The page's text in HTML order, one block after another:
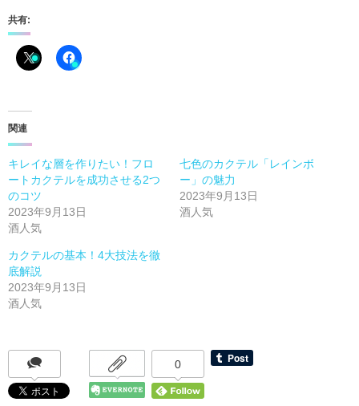
共有:
関連
キレイな層を作りたい！フロ
ートカクテルを成功させる2つ
のコツ
2023年9月13日
酒人気
七色のカクテル「レインボ
ー」の魅力
2023年9月13日
酒人気
カクテルの基本！4大技法を徹
底解説
2023年9月13日
酒人気
0